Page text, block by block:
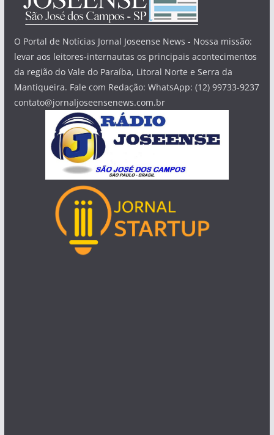
O Portal de Notícias Jornal Joseense News - Nossa missão:
levar aos leitores-internautas os principais acontecimentos
da região do Vale do Paraíba, Litoral Norte e Serra da
Mantiqueira. Fale com Redação: WhatsApp: (12) 99733-9237
contato@jornaljoseensenews.com.br